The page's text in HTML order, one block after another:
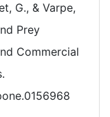
G., & Varpe,
Prey
Commercial